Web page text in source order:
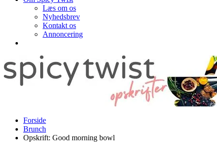
Læs om os
Nyhedsbrev
Kontakt os
Annoncering
Forside
Brunch
Opskrift: Good morning bowl